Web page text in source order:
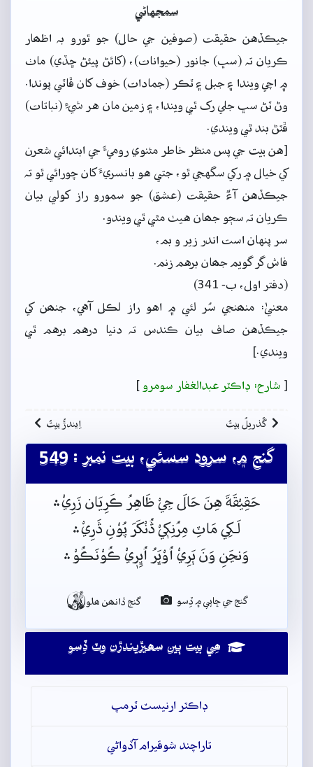
سمجهاڻي
جيڪڏهن حقيقت (صوفين جي حال) جو ٿورو بہ اظھار
ڪريان تہ (سڀ) جانور (حيوانات)، (کائڻ پيئڻ ڇڏي) ماٺ
۾ اچي ويندا ۽ جبل ۽ ٽڪر (جمادات) خوف کان ڦاٽي پوندا.
وڻ ٽڻ سڀ جلي رک ٿي ويندا، ۽ زمين مان هر شيءِ (نباتات)
ڦٽڻ بند ٿي ويندي.
[هن بيت جي پس منظر خاطر مثنوي روميءَ جي ابتدائي شعرن
کي خيال ۾ رکي سگهجي ٿو، جتي هو بانسريءَ کان چورائي ٿو تہ
جيڪڏهن آءٌ حقيقت (عشق) جو سمورو راز کولي بيان
ڪريان تہ سڄو جھان هيٺ مٿي ٿي ويندو.
سر پنهان است اندر زير و بم،
فاش گر گويم جھان برهم زنم.
(دفتر اول، ب- 341)
معنيٰ: منھنجي سُر لئي ۾ اهو راز لڪل آهي، جنھن کي
جيڪڏهن صاف بيان ڪندس تہ دنيا درهم برهم ٿي
ويندي.]
[ شارح: ڊاڪٽر عبدالغفار سومرو ]
گُذريلُ بيتُ اِيندڙُ بيتُ
گنج ۾، سرود سسئي، بيت نمبر : 549
حَقِيْقَةَ هِنَ حَالَ جِيْ ظَاهِرُ ڪَرِيَان زَرِيْ﮶
لَـکِي مَاٽِ مِرُنِکٖيْ ڎُنْکَرَ پُوْنِ ڎَرِيْ﮶
وَنڃَنِ وَنَ ٻَرِيْ اُوْڀَرُ اُڀِرٖيْ ڪُوْنَڪُوْ﮶
گنج جي ڇاپي ۾ ڏِسو گنج ڏانھن ھلو
ھِي بيت ٻين سھيڙيندڙن وٽ ڏِسو
ڊاڪٽر ارنيسٽ ٽرمپ
تاراچند شوقيرام آڏواڻي